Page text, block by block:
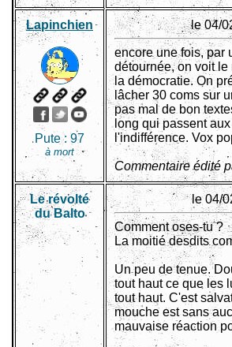
Lapinchien
Pute : 97
à mort
le 04/
encore une fois, par
détournée, on voit
la démocratie. On
lâcher 30 coms sur
pas mal de bon
long qui passent
l'indifférence. Vox
Commentaire édité
Le révolté
du Balto
le 04/
Comment oses-tu ?
La moitié desdits
Un peu de tenue.
tout haut ce que les
tout haut. C'est
mouche est sans
mauvaise réaction